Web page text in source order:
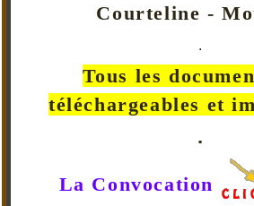
Courteline -
.
Tous les
téléchargeables et
.
La Convocation